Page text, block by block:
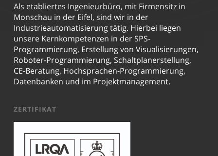
Als etabliertes Ingenieurbüro, mit Firmensitz in
Monschau in der Eifel, sind wir in der
Industrieautomatisierung tätig. Hierbei liegen
unsere Kernkompetenzen in der SPS-
Programmierung, Erstellung von Visualisierungen,
Roboter-Programmierung, Schaltplanerstellung,
CE-Beratung, Hochsprachen-Programmierung,
Datenbanken und im Projektmanagement.
ZERTIFIKAT